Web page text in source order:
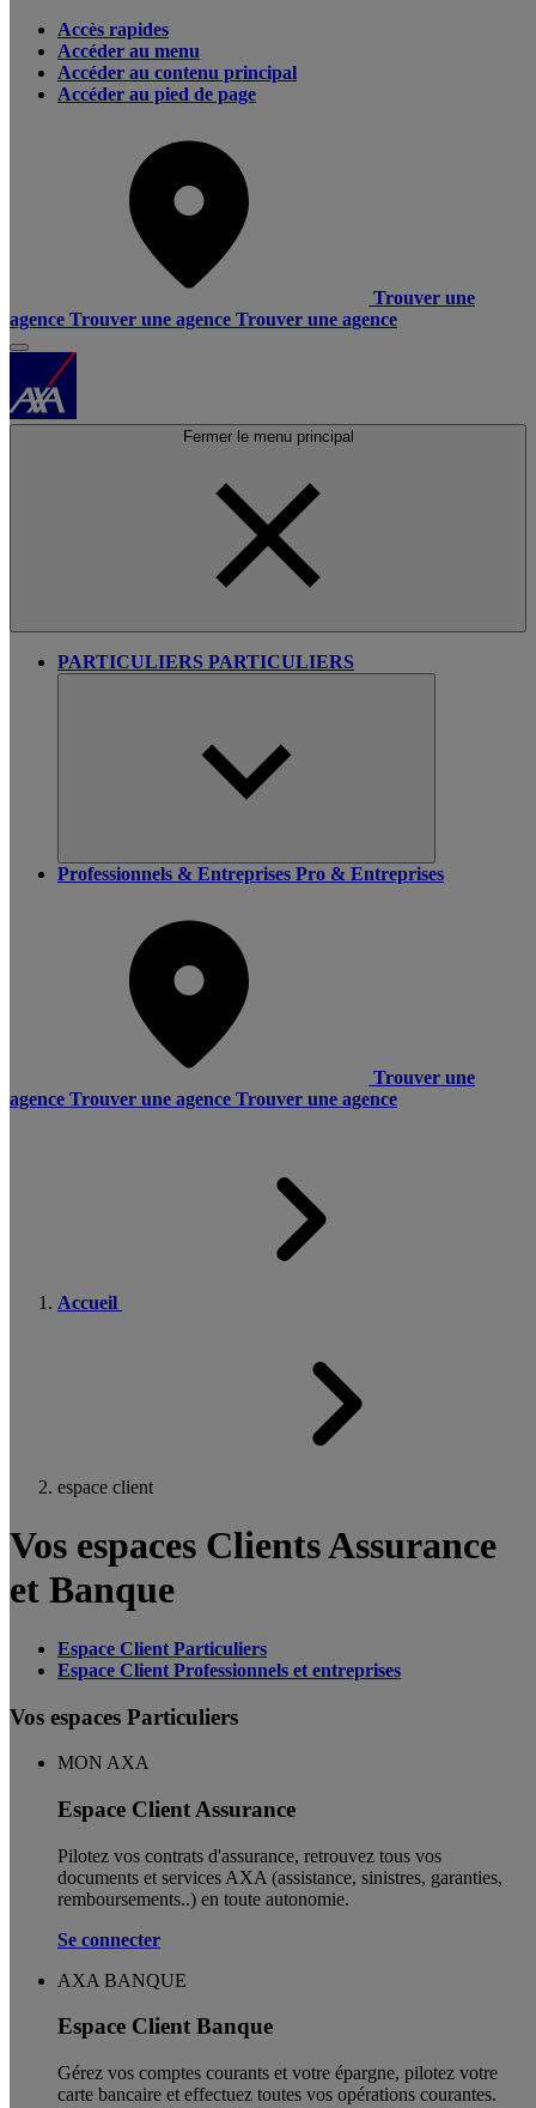
Accès rapides
Accéder au menu
Accéder au contenu principal
Accéder au pied de page
Trouver une
agence Trouver une agence Trouver une agence
Fermer le menu principal
PARTICULIERS PARTICULIERS
Professionnels & Entreprises Pro & Entreprises
Trouver une
agence Trouver une agence Trouver une agence
Accueil
espace client
Vos espaces Clients Assurance
et Banque
Espace Client Particuliers
Espace Client Professionnels et entreprises
Vos espaces Particuliers
MON AXA
Espace Client Assurance
Pilotez vos contrats d'assurance, retrouvez tous vos
documents et services AXA (assistance, sinistres, garanties,
remboursements..) en toute autonomie. ​
Se connecter
AXA BANQUE
Espace Client Banque
Gérez vos comptes courants et votre épargne, pilotez votre
carte bancaire et effectuez toutes vos opérations courantes.